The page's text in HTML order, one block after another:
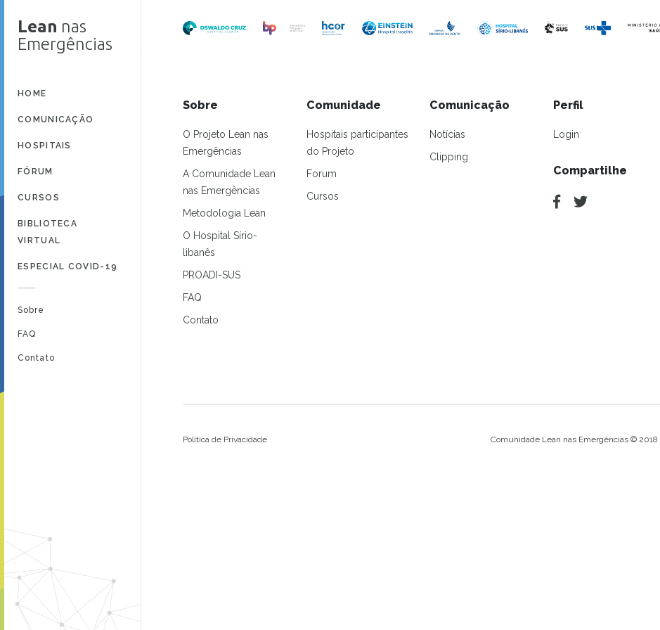
Lean nas
Emergências
HOME
COMUNICAÇÃO
HOSPITAIS
FÓRUM
CURSOS
BIBLIOTECA
VIRTUAL
ESPECIAL COVID-19
Sobre
FAQ
Contato
Sobre
O Projeto Lean nas
Emergências
A Comunidade Lean
nas Emergências
Metodologia Lean
O Hospital Sírio-
libanês
PROADI-SUS
FAQ
Contato
Comunidade
Hospitais participantes
do Projeto
Forum
Cursos
Comunicação
Notícias
Clipping
Perfil
Login
Compartilhe
Política de Privacidade Comunidade Lean nas Emergências © 2018